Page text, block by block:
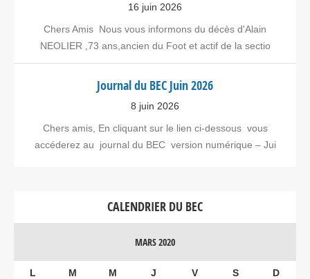
16 juin 2026
Chers Amis Nous vous informons du décès d'Alain
NEOLIER ,73 ans,ancien du Foot et actif de la sectio
Journal du BEC Juin 2026
8 juin 2026
Chers amis, En cliquant sur le lien ci-dessous vous
accéderez au journal du BEC version numérique – Jui
CALENDRIER DU BEC
MARS 2020
L M M J V S D